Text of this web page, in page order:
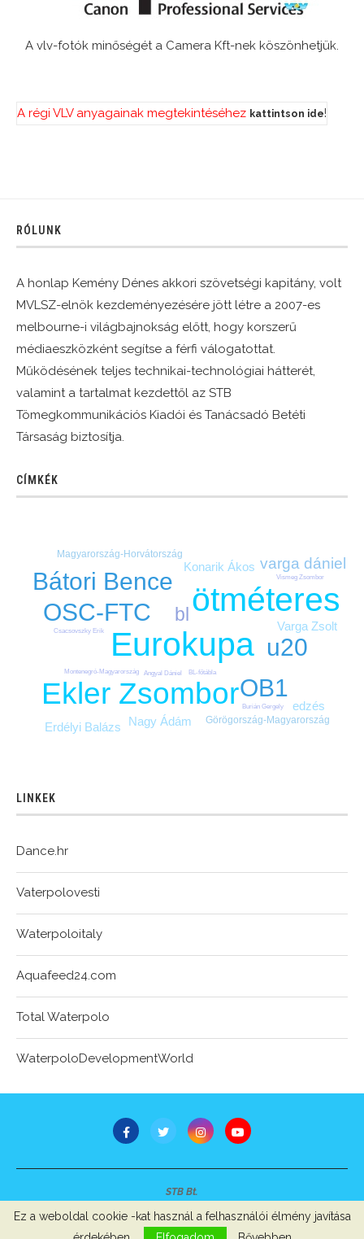
A vlv-fotók minőségét a Camera Kft-nek köszönhetjük.
A régi VLV anyagainak megtekintéséhez kattintson ide!
RÓLUNK
A honlap Kemény Dénes akkori szövetségi kapitány, volt
MVLSZ-elnök kezdeményezésére jött létre a 2007-es
melbourne-i világbajnokság előtt, hogy korszerű
médiaeszközként segítse a férfi válogatottat.
Működésének teljes technikai-technológiai hátterét,
valamint a tartalmat kezdettől az STB
Tömegkommunikációs Kiadói és Tanácsadó Betéti
Társaság biztosítja.
CÍMKÉK
Eurokupa
ötméteres
Ekler Zsombor
Bátori Bence
OB1
OSC-FTC
u20
bl
varga dániel
edzés
Erdélyi Balázs
Konarik Ákos
Nagy Ádám
Varga Zsolt
Görögország-Magyarország
Magyarország-Horvátország
Angyal Dániel BL-főtábla
Burián Gergely
Csacsovszky Erik
Montenegró-Magyarország
Vismeg Zsombor
LINKEK
Dance.hr
Vaterpolovesti
Waterpoloitaly
Aquafeed24.com
Total Waterpolo
WaterpoloDevelopmentWorld
STB Bt.
Szerzői jogok, adatvédelem Impresszum
Ez a weboldal cookie -kat használ a felhasználói élmény javítása